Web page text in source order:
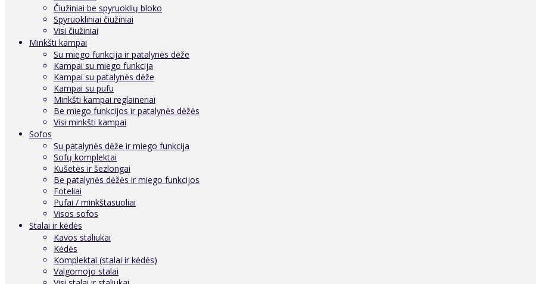
Čiužiniai be spyruoklių bloko
Spyruokliniai čiužiniai
Visi čiužiniai
Minkšti kampai
Su miego funkcija ir patalynės dėže
Kampai su miego funkcija
Kampai su patalynės dėže
Kampai su pufu
Minkšti kampai reglaineriai
Be miego funkcijos ir patalynės dėžės
Visi minkšti kampai
Sofos
Su patalynės dėže ir miego funkcija
Sofų komplektai
Kušetės ir šezlongai
Be patalynės dėžės ir miego funkcijos
Foteliai
Pufai / minkštasuoliai
Visos sofos
Stalai ir kėdės
Kavos staliukai
Kėdės
Komplektai (stalai ir kėdės)
Valgomojo stalai